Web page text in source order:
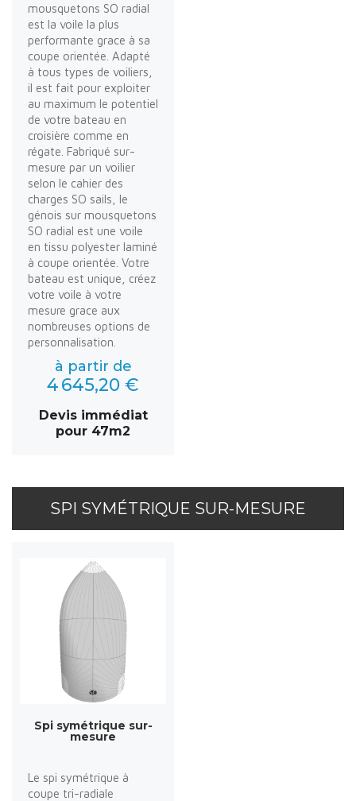
mousquetons SO radial
est la voile la plus
performante grace à sa
coupe orientée. Adapté
à tous types de voiliers,
il est fait pour exploiter
au maximum le potentiel
de votre bateau en
croisière comme en
régate. Fabriqué sur-
mesure par un voilier
selon le cahier des
charges SO sails, le
génois sur mousquetons
SO radial est une voile
en tissu polyester laminé
à coupe orientée. Votre
bateau est unique, créez
votre voile à votre
mesure grace aux
nombreuses options de
personnalisation.
à partir de
4 645,20 €
Devis immédiat
pour 47m2
SPI SYMÉTRIQUE SUR-MESURE
Spi symétrique sur-
mesure
Le spi symétrique à
coupe tri-radiale